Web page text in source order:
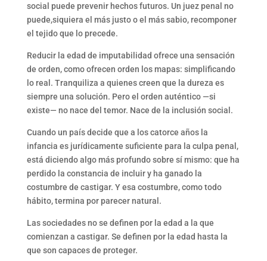
social puede prevenir hechos futuros. Un juez penal no
puede,siquiera el más justo o el más sabio, recomponer
el tejido que lo precede.
Reducir la edad de imputabilidad ofrece una sensación
de orden, como ofrecen orden los mapas: simplificando
lo real. Tranquiliza a quienes creen que la dureza es
siempre una solución. Pero el orden auténtico —si
existe— no nace del temor. Nace de la inclusión social.
Cuando un país decide que a los catorce años la
infancia es jurídicamente suficiente para la culpa penal,
está diciendo algo más profundo sobre sí mismo: que ha
perdido la constancia de incluir y ha ganado la
costumbre de castigar. Y esa costumbre, como todo
hábito, termina por parecer natural.
Las sociedades no se definen por la edad a la que
comienzan a castigar. Se definen por la edad hasta la
que son capaces de proteger.